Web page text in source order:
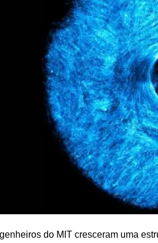
do MIT cresceram uma